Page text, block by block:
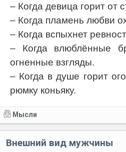
– Когда девица горит от
– Когда пламень любви
– Когда вспыхнет
– Когда влюблённые
огненные взгляды.
– Когда в душе горит
рюмку коньяку.
Мысли
Внешний вид мужчины